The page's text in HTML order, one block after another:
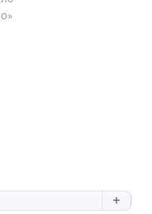
«Donato»